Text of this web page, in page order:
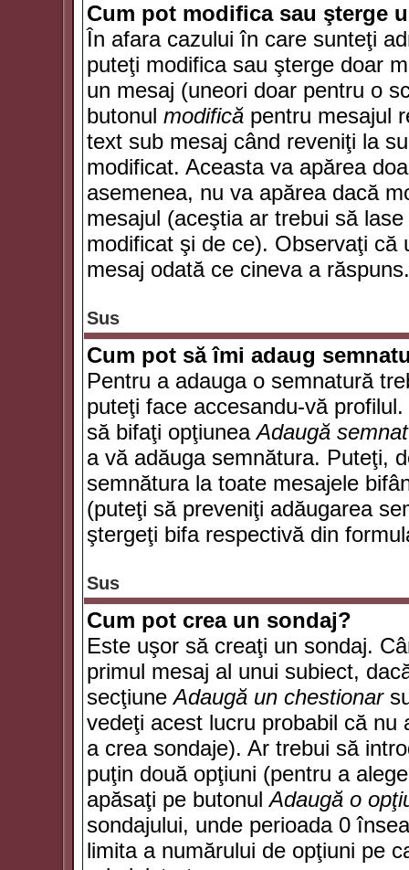
Cum pot modifica sau şterge
În afara cazului în care sunteţi
puteţi modifica sau şterge doar
un mesaj (uneori doar pentru o
butonul modifică pentru mesajul
text sub mesaj când reveniţi la
modificat. Aceasta va apărea
asemenea, nu va apărea dacă
mesajul (aceştia ar trebui să
modificat şi de ce). Observaţi că
mesaj odată ce cineva a răspuns.
Sus
Cum pot să îmi adaug
Pentru a adauga o semnatură
puteţi face accesandu-vă
să bifaţi opţiuneaAdaugă
a vă adăuga semnătura. Puteţi,
semnătura la toate mesajele
(puteţi să preveniţi adăugarea
ştergeţi bifa respectivă din
Sus
Cum pot crea un sondaj?
Este uşor să creaţi un sondaj.
primul mesaj al unui subiect,
secţiuneAdaugă un chestionar
vedeţi acest lucru probabil că nu
a crea sondaje). Ar trebui să
puţin două opţiuni (pentru a
apăsaţi pe butonulAdaugă o
sondajului, unde perioada 0
limita a numărului de opţiuni pe